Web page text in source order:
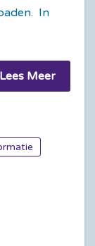
In
Lees Meer